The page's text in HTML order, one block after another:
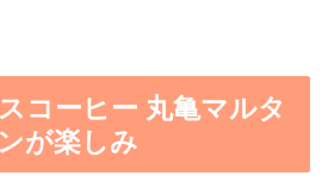
コーヒー 丸亀マルタ
が楽しみ